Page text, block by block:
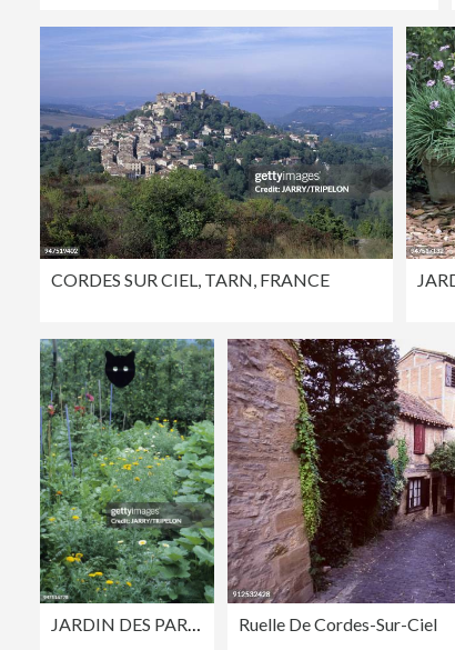
CORDES SUR CIEL, TARN, FRANCE
JARDIN DES PARADIS, CORDES SUR CIEL, TARN, FRANCE Ruelle De Cordes-Sur-Ciel